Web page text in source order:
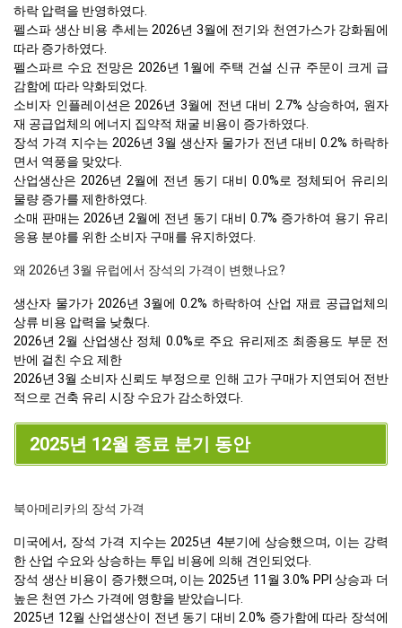
하락 압력을 반영하였다.
펠스파 생산 비용 추세는 2026년 3월에 전기와 천연가스가 강화됨에
따라 증가하였다.
펠스파르 수요 전망은 2026년 1월에 주택 건설 신규 주문이 크게 급
감함에 따라 약화되었다.
소비자 인플레이션은 2026년 3월에 전년 대비 2.7% 상승하여, 원자
재 공급업체의 에너지 집약적 채굴 비용이 증가하였다.
장석 가격 지수는 2026년 3월 생산자 물가가 전년 대비 0.2% 하락하
면서 역풍을 맞았다.
산업생산은 2026년 2월에 전년 동기 대비 0.0%로 정체되어 유리의
물량 증가를 제한하였다.
소매 판매는 2026년 2월에 전년 동기 대비 0.7% 증가하여 용기 유리
응용 분야를 위한 소비자 구매를 유지하였다.
왜 2026년 3월 유럽에서 장석의 가격이 변했나요?
생산자 물가가 2026년 3월에 0.2% 하락하여 산업 재료 공급업체의
상류 비용 압력을 낮췄다.
2026년 2월 산업생산 정체 0.0%로 주요 유리제조 최종용도 부문 전
반에 걸친 수요 제한
2026년 3월 소비자 신뢰도 부정으로 인해 고가 구매가 지연되어 전반
적으로 건축 유리 시장 수요가 감소하였다.
2025년 12월 종료 분기 동안
북아메리카의 장석 가격
미국에서, 장석 가격 지수는 2025년 4분기에 상승했으며, 이는 강력
한 산업 수요와 상승하는 투입 비용에 의해 견인되었다.
장석 생산 비용이 증가했으며, 이는 2025년 11월 3.0% PPI 상승과 더
높은 천연 가스 가격에 영향을 받았습니다.
2025년 12월 산업생산이 전년 동기 대비 2.0% 증가함에 따라 장석에